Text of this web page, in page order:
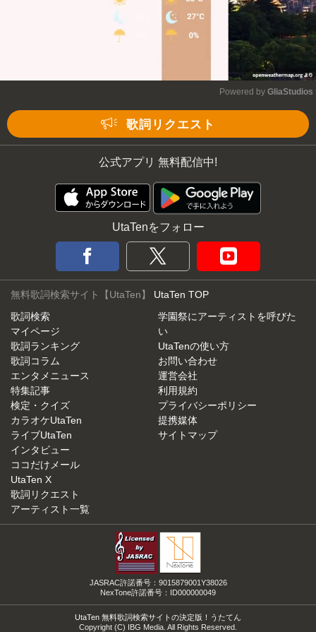
Powered by GliaStudios
歌詞リクエスト
公式アプリ 無料配信中!
UtaTenをフォロー
無料歌詞検索サイト【UtaTen】 UtaTen TOP
歌詞検索
マイページ
歌詞ランキング
歌詞コラム
エンタメニュース
特集記事
検定・クイズ
カラオケUtaTen
ライブUtaTen
インタビュー
ココだけメール
UtaTen X
歌詞リクエスト
アーティスト一覧
学園祭にアーティストを呼びた
い
UtaTenの使い方
お問い合わせ
運営会社
利用規約
プライバシーポリシー
提携媒体
サイトマップ
JASRAC許諾番号：9015879001Y38026
NexTone許諾番号：ID000000049
UtaTen 無料歌詞検索サイトの決定版！うたてん
Copyright (C) IBG Media. All Rights Reserved.